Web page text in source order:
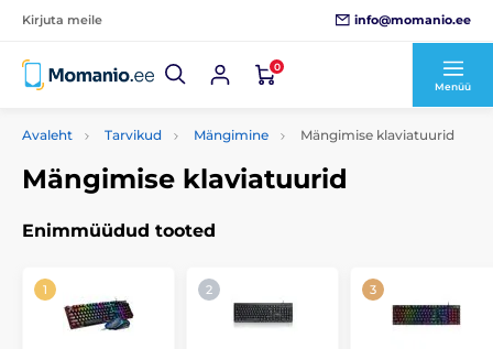
Kirjuta meile info@momanio.ee
0
Menüü
Avaleht Tarvikud Mängimine Mängimise klaviatuurid
Mängimise klaviatuurid
Enimmüüdud tooted